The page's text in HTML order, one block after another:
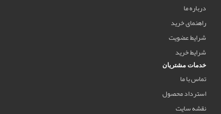
درباره ما
راهنمای خرید
شرایط عضویت
شرایط خرید
خدمات مشتریان
تماس با ما
استرداد محصول
نقشه سایت